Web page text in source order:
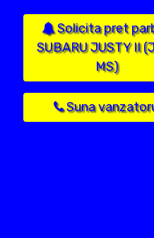
Solicita pret
SUBARU JUSTY II
MS)
Suna